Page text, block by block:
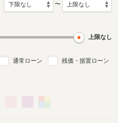
〜
上限なし
通常ローン 残価・据置ローン